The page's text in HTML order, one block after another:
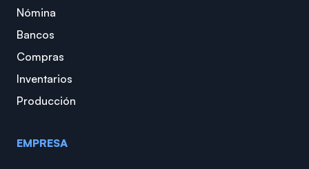
Nómina
Bancos
Compras
Inventarios
Producción
EMPRESA